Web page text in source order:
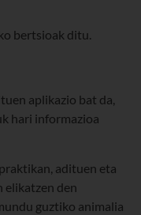
bertsioak ditu.
aplikazio bat da,
hari informazioa
adituen eta
elikatzen den
guztiko animalia